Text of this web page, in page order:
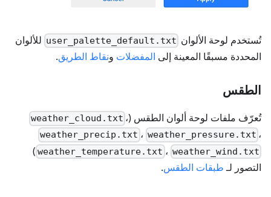
تُستخدم لوحة الألوان user_palette_default.txt للألوان
المحددة مسبقًا المعينة إلى المفضلات ونقاط الطريق.
الطقس
تُعرّف ملفات لوحة ألوان الطقس ( weather_cloud.txt ،
weather_precip.txt ، weather_pressure.txt ،
weather_temperature.txt ، weather_wind.txt
)
التصور لـطبقات الطقس.